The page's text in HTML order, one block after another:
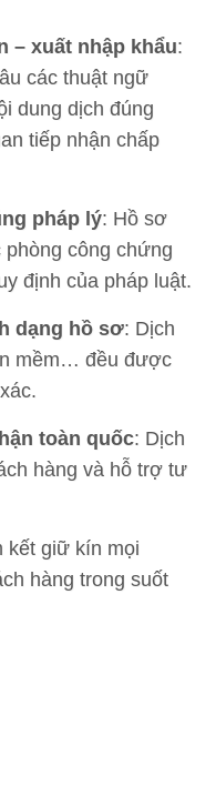
– xuất nhập khẩu:
các thuật ngữ
dung dịch đúng
tiếp nhận chấp
pháp lý: Hồ sơ
công chứng
định của pháp luật.
dạng hồ sơ: Dịch
mềm… đều được
toàn quốc: Dịch
hàng và hỗ trợ tư
kết giữ kín mọi
hàng trong suốt